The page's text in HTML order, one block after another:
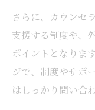
さらに、カウンセ
支援する制度や、
ポイントとなりま
ジで、制度やサポ
はしっかり問い合